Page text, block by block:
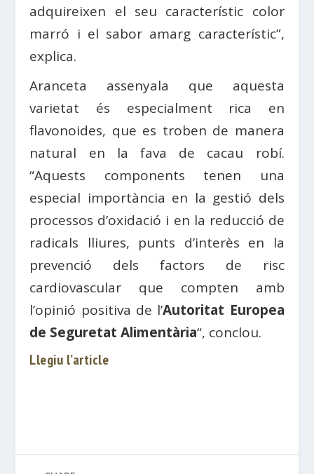
adquireixen el seu característic color
marró i el sabor amarg característic”,
explica.
Aranceta assenyala que aquesta
varietat és especialment rica en
flavonoides, que es troben de manera
natural en la fava de cacau robí.
“Aquests components tenen una
especial importància en la gestió dels
processos d’oxidació i en la reducció de
radicals lliures, punts d’interès en la
prevenció dels factors de risc
cardiovascular que compten amb
l’opinió positiva de l’Autoritat Europea
de Seguretat Alimentària“, conclou.
Llegiu l’article